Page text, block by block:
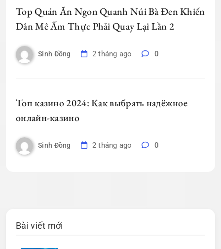
Top Quán Ăn Ngon Quanh Núi Bà Đen Khiến
Dân Mê Ẩm Thực Phải Quay Lại Lần 2
Sinh Đồng 2 tháng ago 0
Топ казино 2024: Как выбрать надёжное
онлайн-казино
Sinh Đồng 2 tháng ago 0
Bài viết mới